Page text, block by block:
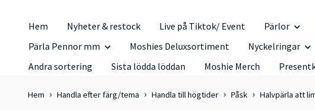
Hem Nyheter & restock Live på Tiktok/ Event Pärlor
Pärla Pennor mm
Moshies Deluxsortiment Nyckelringar
Andra sortering
Sista lödda löddan Moshie Merch
Hem Handla efter färg/tema Handla till högtider Påsk Halvpärla att